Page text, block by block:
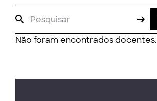
Não foram encontrados docentes.